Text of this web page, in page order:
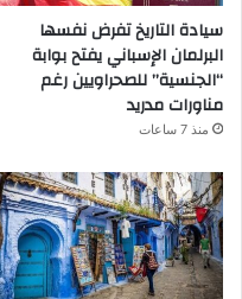
سيادة التاريخ تفرض نفسها
البرلمان الإسباني يفتح بوابة
“الجنسية” للصحراويين رغم
مناورات مدريد
منذ 7 ساعات